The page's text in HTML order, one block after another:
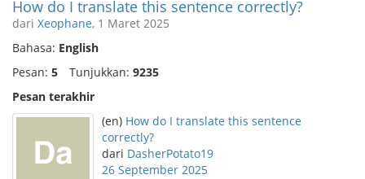
How do I translate this sentence correctly?
dari Xeophane, 1 Maret 2025
Bahasa: English
Pesan: 5 Tunjukkan: 9235
Pesan terakhir
(en) How do I translate this sentence
correctly?
dari DasherPotato19
26 September 2025